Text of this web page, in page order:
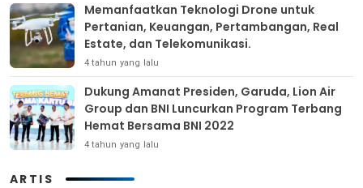
Memanfaatkan Teknologi Drone untuk
Pertanian, Keuangan, Pertambangan, Real
Estate, dan Telekomunikasi.
4 tahun yang lalu
Dukung Amanat Presiden, Garuda, Lion Air
Group dan BNI Luncurkan Program Terbang
Hemat Bersama BNI 2022
4 tahun yang lalu
ARTIS